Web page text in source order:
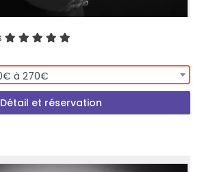
à 270€
Détail et réservation